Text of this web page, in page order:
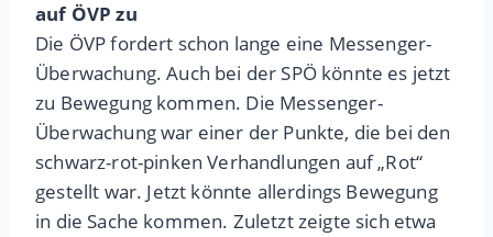
auf ÖVP zu
Die ÖVP fordert schon lange eine Messenger-
Überwachung. Auch bei der SPÖ könnte es jetzt
zu Bewegung kommen. Die Messenger-
Überwachung war einer der Punkte, die bei den
schwarz-rot-pinken Verhandlungen auf „Rot“
gestellt war. Jetzt könnte allerdings Bewegung
in die Sache kommen. Zuletzt zeigte sich etwa